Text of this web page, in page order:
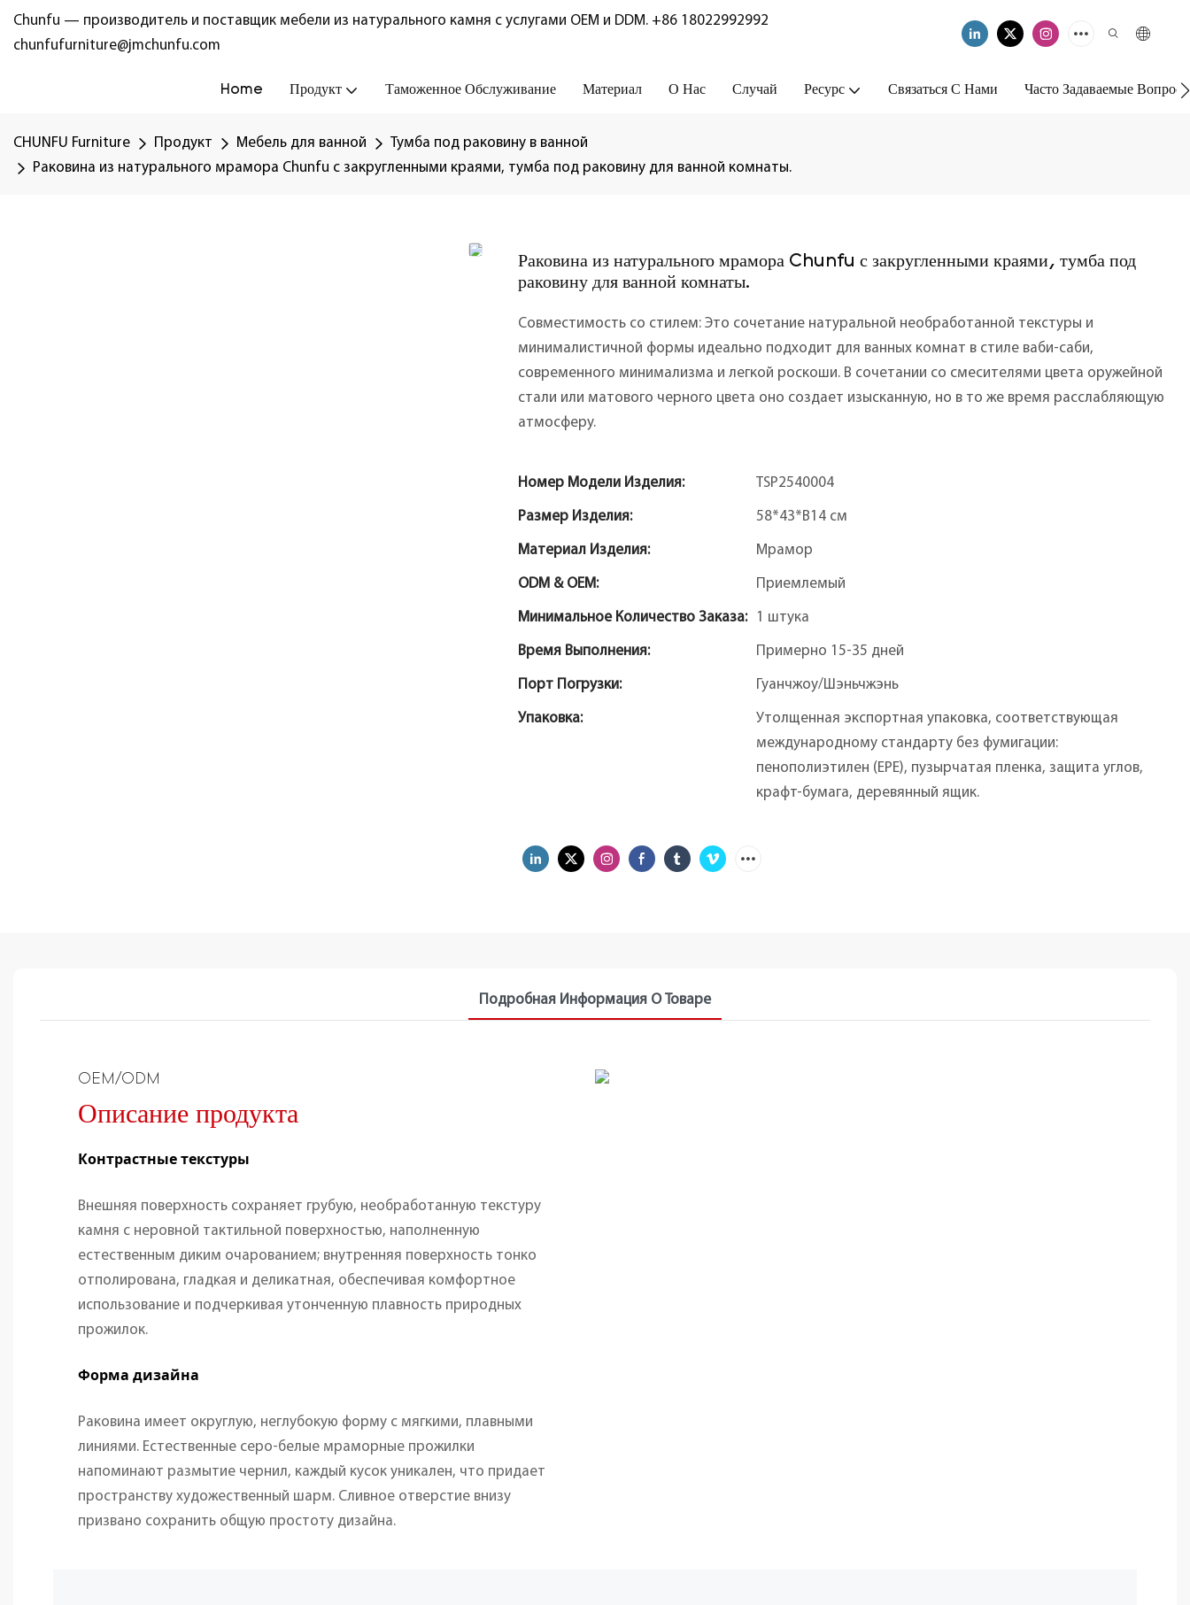
Chunfu — производитель и поставщик мебели из натурального камня с услугами OEM и DDM. +86 18022992992
chunfufurniture@jmchunfu.com
Home Продукт Таможенное Обслуживание Материал О Нас Случай Ресурс Связаться С Нами Часто Задаваемые
CHUNFU Furniture Продукт Мебель для ванной
Тумба под раковину в ванной
Раковина из натурального мрамора Chunfu с закругленными краями, тумба под раковину для ванной комнаты.
Раковина из натурального мрамора Chunfu с закругленными краями, тумба под
раковину для ванной комнаты.
Совместимость со стилем: Это сочетание натуральной необработанной текстуры и
минималистичной формы идеально подходит для ванных комнат в стиле ваби-саби,
современного минимализма и легкой роскоши. В сочетании со смесителями цвета оружейной
стали или матового черного цвета оно создает изысканную, но в то же время расслабляющую
атмосферу.
Номер Модели Изделия: TSP2540004
Размер Изделия: 58*43*В14 см
Материал Изделия: Мрамор
ODM & OEM: Приемлемый
Минимальное Количество Заказа: 1 штука
Время Выполнения: Примерно 15-35 дней
Порт Погрузки: Гуанчжоу/Шэньчжэнь
Упаковка:
Утолщенная экспортная упаковка, соответствующая
международному стандарту без фумигации:
пенополиэтилен (EPE), пузырчатая пленка, защита углов,
крафт-бумага, деревянный ящик.
Подробная Информация О Товаре
OEM/ODM
Описание продукта
Контрастные текстуры
Внешняя поверхность сохраняет грубую, необработанную текстуру
камня с неровной тактильной поверхностью, наполненную
естественным диким очарованием; внутренняя поверхность тонко
отполирована, гладкая и деликатная, обеспечивая комфортное
использование и подчеркивая утонченную плавность природных
прожилок.
Форма дизайна
Раковина имеет округлую, неглубокую форму с мягкими, плавными
линиями. Естественные серо-белые мраморные прожилки
напоминают размытие чернил, каждый кусок уникален, что придает
пространству художественный шарм. Сливное отверстие внизу
призвано сохранить общую простоту дизайна.